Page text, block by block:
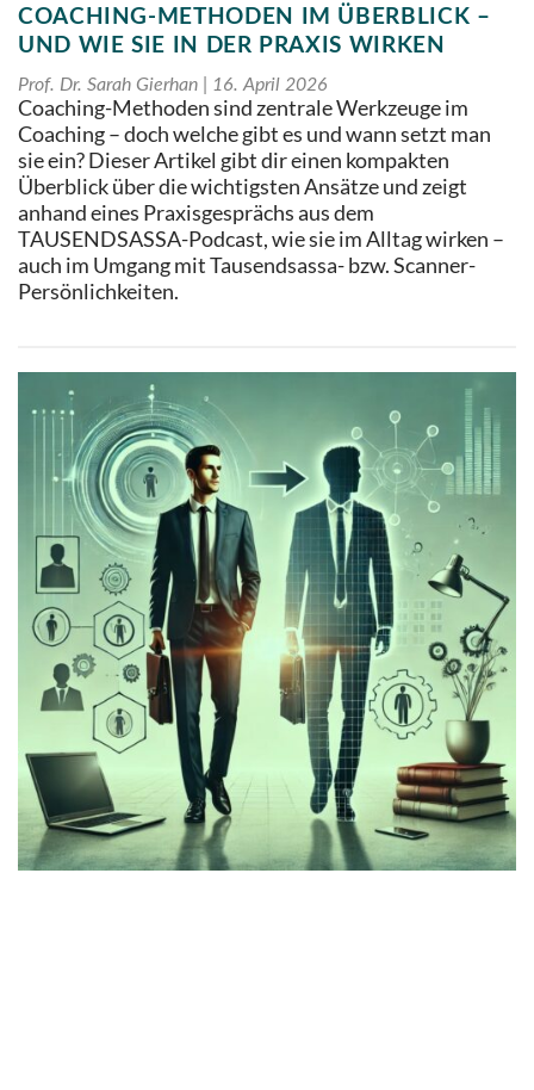
COACHING-METHODEN IM ÜBERBLICK –
UND WIE SIE IN DER PRAXIS WIRKEN
Prof. Dr. Sarah Gierhan 16. April 2026
Coaching-Methoden sind zentrale Werkzeuge im
Coaching – doch welche gibt es und wann setzt man
sie ein? Dieser Artikel gibt dir einen kompakten
Überblick über die wichtigsten Ansätze und zeigt
anhand eines Praxisgesprächs aus dem
TAUSENDSASSA-Podcast, wie sie im Alltag wirken –
auch im Umgang mit Tausendsassa- bzw. Scanner-
Persönlichkeiten.